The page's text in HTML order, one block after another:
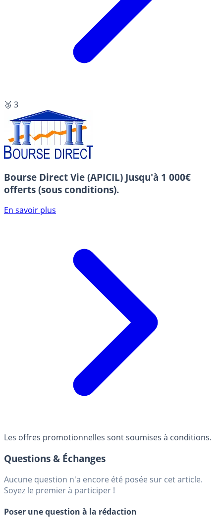
🥉 3
Bourse Direct Vie (APICIL) Jusqu'à 1 000€
offerts (sous conditions).
En savoir plus
Les offres promotionnelles sont soumises à conditions.
Questions & Échanges
Aucune question n'a encore été posée sur cet article.
Soyez le premier à participer !
Poser une question à la rédaction